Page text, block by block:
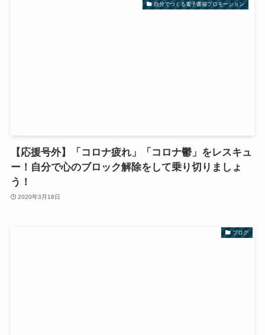
自分でつくる電子書籍プロモーション
【応援号外】「コロナ疲れ」「コロナ鬱」をレスキュ
ー！自分で心のブロック解除をして乗り切りましょ
う！
2020年3月18日
ブログ